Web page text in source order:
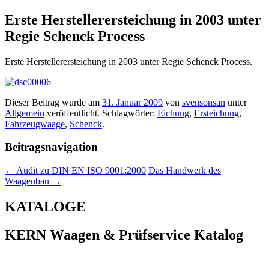
Erste Herstellerersteichung in 2003 unter
Regie Schenck Process
Erste Herstellerersteichung in 2003 unter Regie Schenck Process.
Dieser Beitrag wurde am 31. Januar 2009 von svensonsan unter
Allgemein veröffentlicht. Schlagwörter: Eichung, Ersteichung,
Fahrzeugwaage, Schenck.
Beitragsnavigation
← Audit zu DIN EN ISO 9001:2000 Das Handwerk des
Waagenbau →
KATALOGE
KERN Waagen & Prüfservice Katalog